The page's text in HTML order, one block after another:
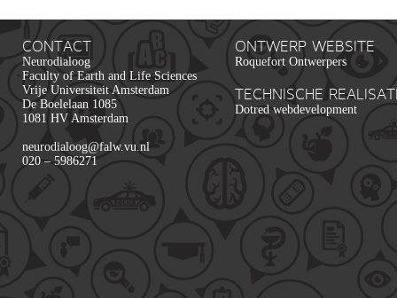
CONTACT
Neurodialoog
Faculty of Earth and Life Sciences
Vrije Universiteit Amsterdam
De Boelelaan 1085
1081 HV Amsterdam
neurodialoog@falw.vu.nl
020 – 5986271
ONTWERP WEBSITE
Roquefort Ontwerpers
TECHNISCHE
Dotred webdevelopment